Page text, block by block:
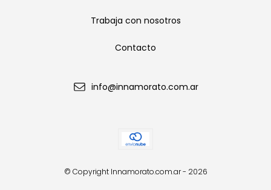
Trabaja con nosotros
Contacto
info@innamorato.com.ar
© Copyright Innamorato.com.ar - 2026